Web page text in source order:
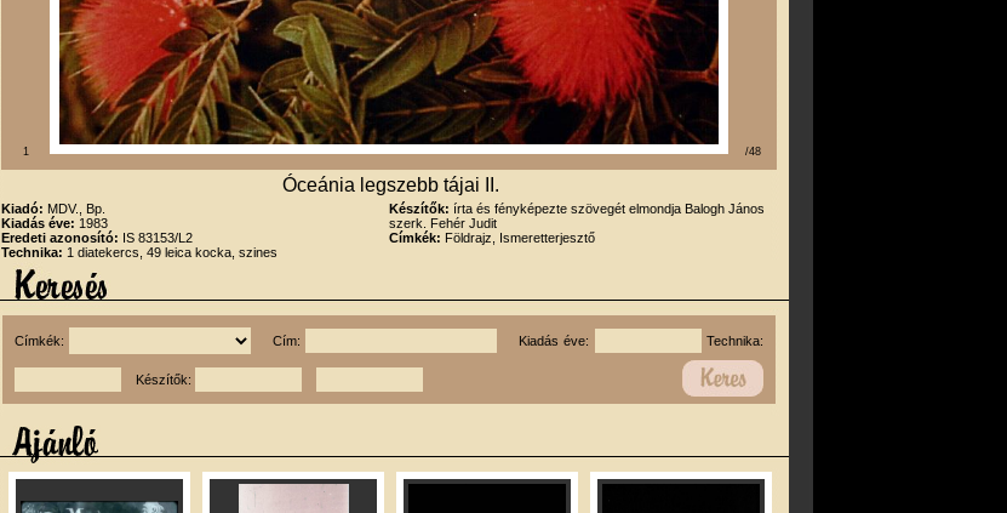
1 /48
Óceánia legszebb tájai II.
Kiadó: MDV., Bp.
Kiadás éve: 1983
Eredeti azonosító: IS 83153/L2
Technika: 1 diatekercs, 49 leica kocka, szines
Készítők: írta és fényképezte szövegét elmondja Balogh János
szerk. Fehér Judit
Címkék: Földrajz, Ismeretterjesztő
Címkék: Cím: Kiadás éve: Technika:
Készítők: